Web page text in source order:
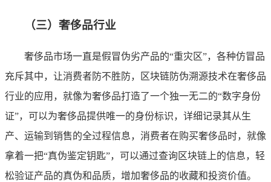
（三）奢侈品行业
奢侈品市场一直是假冒伪劣产品的“重灾区”，各种仿冒品
充斥其中，让消费者防不胜防，区块链防伪溯源技术在奢侈品
行业的应用，就像为奢侈品打造了一个独一无二的“数字身份
证”，可以为奢侈品提供唯一的身份标识，详细记录其从生
产、运输到销售的全过程信息，消费者在购买奢侈品时，就像
拿着一把“真伪鉴定钥匙”，可以通过查询区块链上的信息，轻
松验证产品的真伪和品质，增加奢侈品的收藏和投资价值。